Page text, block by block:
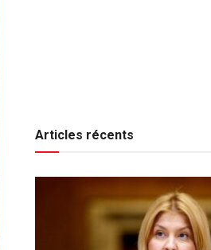
Articles récents